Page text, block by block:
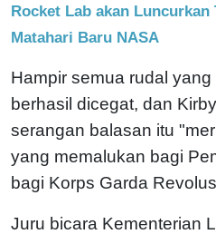
Rocket Lab akan
Matahari Baru NASA
Hampir semua rudal
berhasil dicegat, dan
serangan balasan itu
yang memalukan bagi
bagi Korps Garda
Juru bicara Kementerian